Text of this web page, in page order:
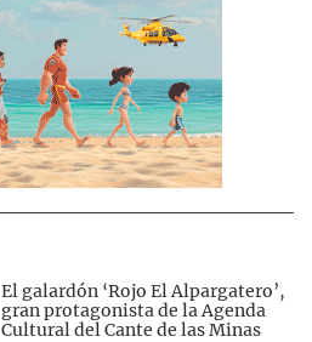
El galardón ‘Rojo El Alpargatero’,
gran protagonista de la Agenda
Cultural del Cante de las Minas